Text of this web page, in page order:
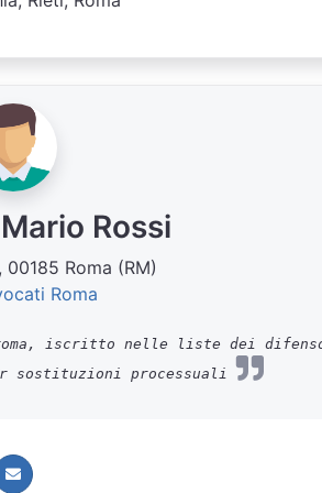
Rossi
Roma (RM)
Roma
iscritto nelle liste dei
processuali